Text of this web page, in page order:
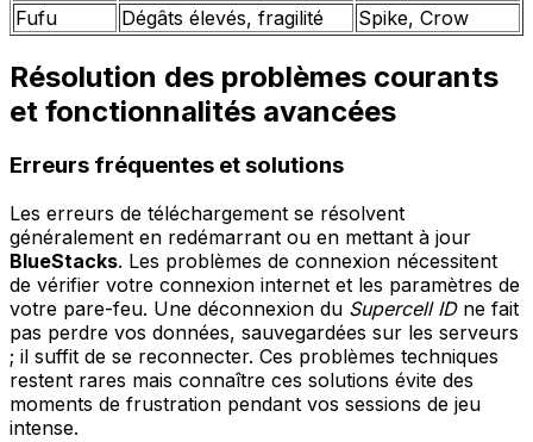
Fufu
Dégâts élevés, fragilité Spike, Crow
Résolution des problèmes courants
et fonctionnalités avancées
Erreurs fréquentes et solutions
Les erreurs de téléchargement se résolvent
généralement en redémarrant ou en mettant à jour
BlueStacks. Les problèmes de connexion nécessitent
de vérifier votre connexion internet et les paramètres de
votre pare-feu. Une déconnexion du Supercell IDne fait
pas perdre vos données, sauvegardées sur les serveurs
; il suffit de se reconnecter. Ces problèmes techniques
restent rares mais connaître ces solutions évite des
moments de frustration pendant vos sessions de jeu
intense.